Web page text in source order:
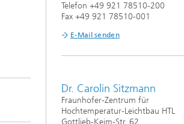
Telefon +49 921 78510-200
Fax +49 921 78510-001
E-Mail senden
Dr. Carolin Sitzmann
Fraunhofer-Zentrum für
Hochtemperatur-Leichtbau HTL